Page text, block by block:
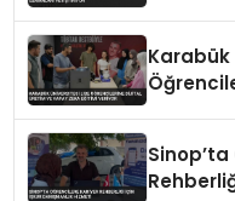
Karabük